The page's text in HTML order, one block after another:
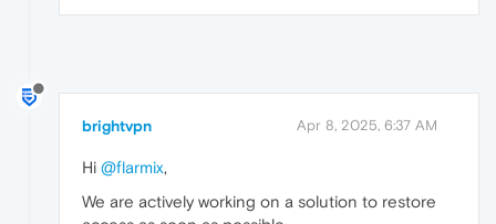
brightvpn Apr 8, 2025, 6:37 AM
Hi @flarmix,
We are actively working on a solution to restore